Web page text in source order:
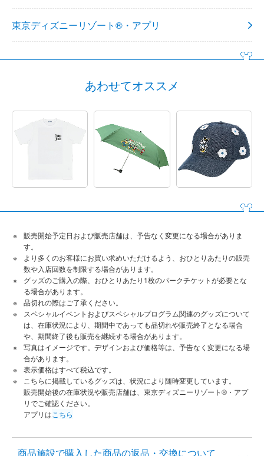
東京ディズニーリゾート®・アプリ
あわせてオススメ
販売開始予定日および販売店舗は、予告なく変更になる場合がありま
す。
より多くのお客様にお買い求めいただけるよう、おひとりあたりの販売
数や入店回数を制限する場合があります。
グッズのご購入の際、おひとりあたり1枚のパークチケットが必要とな
る場合があります。
品切れの際はご了承ください。
スペシャルイベントおよびスペシャルプログラム関連のグッズについて
は、在庫状況により、期間中であっても品切れや販売終了となる場合
や、期間終了後も販売を継続する場合があります。
写真はイメージです。デザインおよび価格等は、予告なく変更になる場
合があります。
表示価格はすべて税込です。
こちらに掲載しているグッズは、状況により随時変更しています。
販売開始後の在庫状況や販売店舗は、東京ディズニーリゾート®・アプ
リでご確認ください。
アプリは こちら
商品施設で購入した商品の返品・交換について